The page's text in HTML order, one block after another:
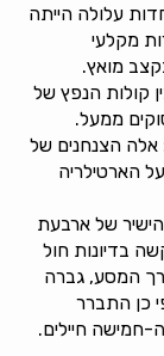
עלולה הייתה
מקלעי
מואץ.
קולות הנפץ של
ממעל.
הצנחנים של
הארטילריה
של ארבעת
בדיונות חול
המסע, גברה
כן התברר
חמישה חיילים.